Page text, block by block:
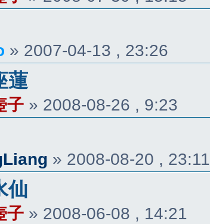
» 2007-04-13 , 23:26
蓮
子 » 2008-08-26 , 9:23
» 2008-08-20 , 23:11
仙
子 » 2008-06-08 , 14:21